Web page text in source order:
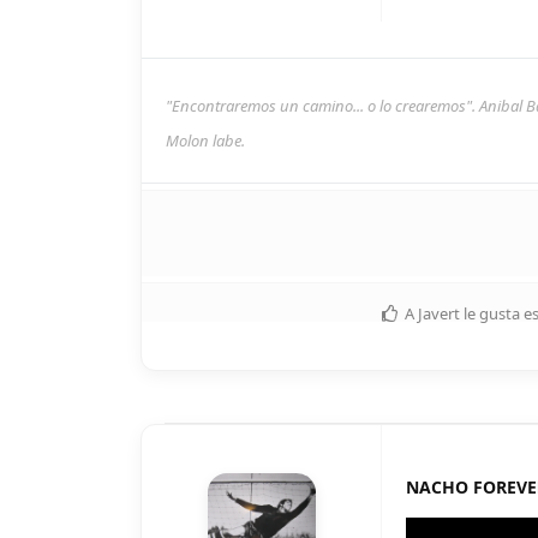
"Encontraremos un camino... o lo crearemos". Anibal
Molon labe.
A Javert le gusta
NACHO